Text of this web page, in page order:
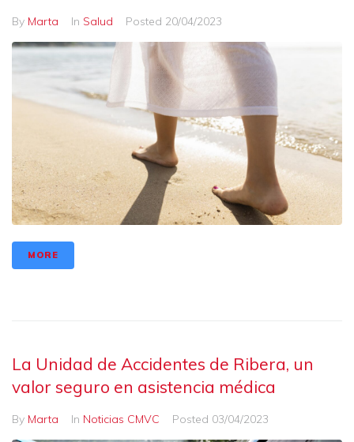
By Marta In Salud Posted 20/04/2023
MORE
La Unidad de Accidentes de Ribera, un
valor seguro en asistencia médica
By Marta In Noticias CMVC Posted 03/04/2023